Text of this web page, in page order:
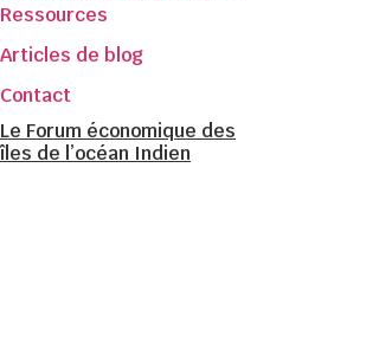
Ressources
Articles de blog
Contact
Le Forum économique des
îles de l’océan Indien